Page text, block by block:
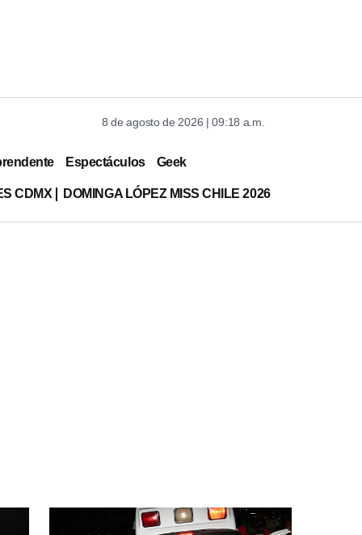
8 de agosto de 2026 | 09:18 a.m.
Espectáculos Geek
CDMX DOMINGA LÓPEZ MISS CHILE 2026